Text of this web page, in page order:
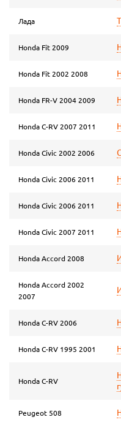
Лада
Honda Fit 2009
Honda Fit 2002 2008
Honda FR-V 2004 2009
Honda C-RV 2007 2011
Honda Civic 2002 2006
Honda Civic 2006 2011
Honda Civic 2006 2011
Honda Civic 2007 2011
Honda Accord 2008
Honda Accord 2002
2007
Honda C-RV 2006
Honda C-RV 1995 2001
Honda C-RV
Peugeot 508